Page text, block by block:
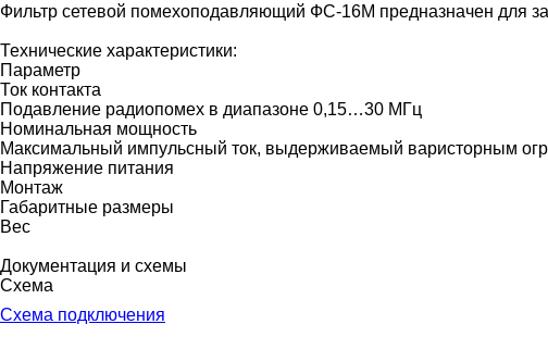
Фильтр сетевой помехоподавляющий ФС-16М предназначен для
Технические характеристики:
Параметр
Ток контакта
Подавление радиопомех в диапазоне 0,15…30 МГц
Номинальная мощность
Максимальный импульсный ток, выдерживаемый варисторным
Напряжение питания
Монтаж
Габаритные размеры
Вес
Документация и схемы
Схема
Схема подключения